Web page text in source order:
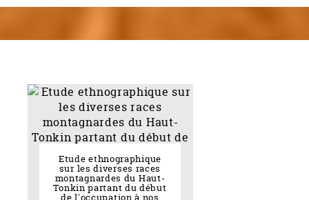
Etude ethnographique
sur les diverses races
montagnardes du Haut-
Tonkin partant du début
de l'occupation à nos